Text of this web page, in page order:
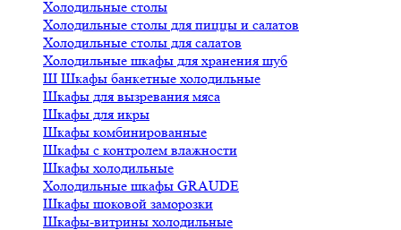
Холодильные столы
Холодильные столы для пиццы и салатов
Холодильные столы для салатов
Холодильные шкафы для хранения шуб
Ш Шкафы банкетные холодильные
Шкафы для вызревания мяса
Шкафы для икры
Шкафы комбинированные
Шкафы с контролем влажности
Шкафы холодильные
Холодильные шкафы GRAUDE
Шкафы шоковой заморозки
Шкафы-витрины холодильные